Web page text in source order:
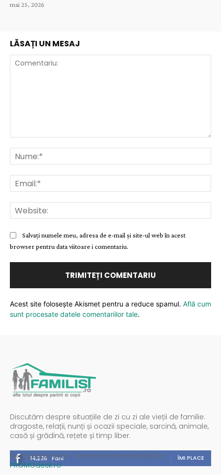
mai 25, 2026
LĂSAȚI UN MESAJ
Salvați numele meu, adresa de e-mail și site-ul web în acest
browser pentru data viitoare i comentariu.
Acest site folosește Akismet pentru a reduce spamul. Află cum
sunt procesate datele comentariilor tale.
Discutăm despre situațiile de zi cu zi ale vieții de familie:
dragoste, relații, nunți și ocazii speciale, sarcină, animale,
casă și grădină, rețete și timp liber.
14,235 Fani ÎMI PLACE
Spații publicitare / reclamă administrată de
PROMOdesk.ro